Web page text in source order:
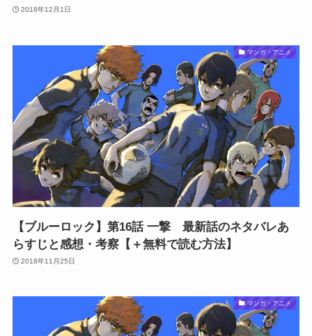
2018年12月1日
マンガ・アニメ
【ブルーロック】第16話 一撃 最新話のネタバレあ
らすじと感想・考察【＋無料で読む方法】
2018年11月25日
マンガ・アニメ